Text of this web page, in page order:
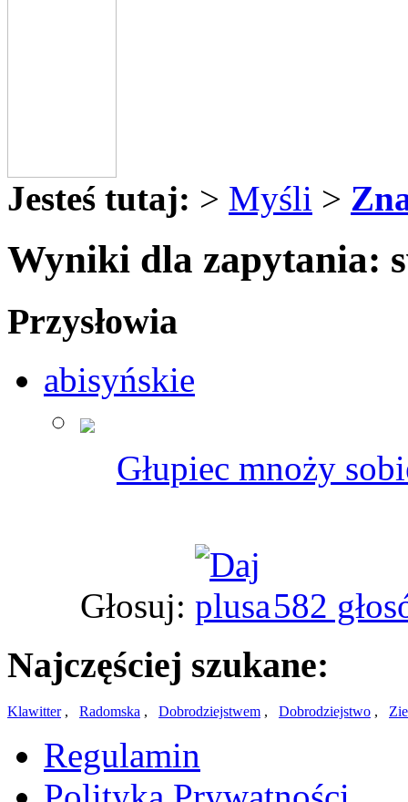
Jesteś tutaj: > Myśli >
Wyniki dla zapytania:
Przysłowia
abisyńskie
Głupiec mnoży
Głosuj: 582
Najczęściej szukane:
Klawitter, Radomska , Dobrodziejstwem , Dobrodziejstwo ,
Regulamin